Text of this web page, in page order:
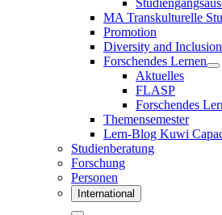
MA Transkulturelle
Promotion
Diversity and
Forschendes Lernen
Aktuelles
FLASP
Forschendes
Themensemester
Lern-Blog Kuwi
Studienberatung
Forschung
Personen
International